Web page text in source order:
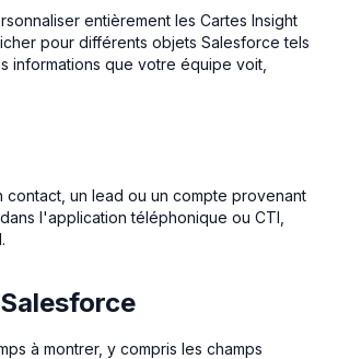
entièrement les Cartes Insight
pour différents objets Salesforce tels
informations que votre équipe voit,
contact, un lead ou un compte provenant
l'application téléphonique ou CTI,
à montrer, y compris les champs